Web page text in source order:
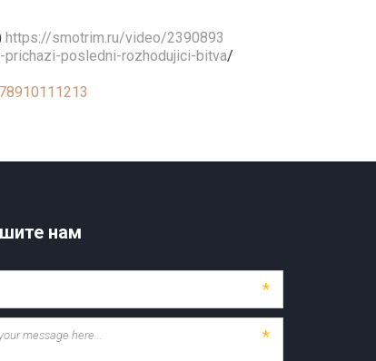
https://smotrim.ru/video/2390893
posledni-rozhodujici-bitva/
нам
*
*